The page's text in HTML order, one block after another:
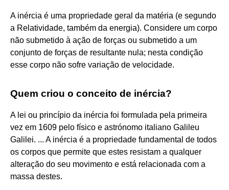
A inércia é uma propriedade geral da matéria (e segundo
a Relatividade, também da energia). Considere um corpo
não submetido à ação de forças ou submetido a um
conjunto de forças de resultante nula; nesta condição
esse corpo não sofre variação de velocidade.
Quem criou o conceito de inércia?
A lei ou princípio da inércia foi formulada pela primeira
vez em 1609 pelo físico e astrónomo italiano Galileu
Galilei. ... A inércia é a propriedade fundamental de todos
os corpos que permite que estes resistam a qualquer
alteração do seu movimento e está relacionada com a
massa destes.